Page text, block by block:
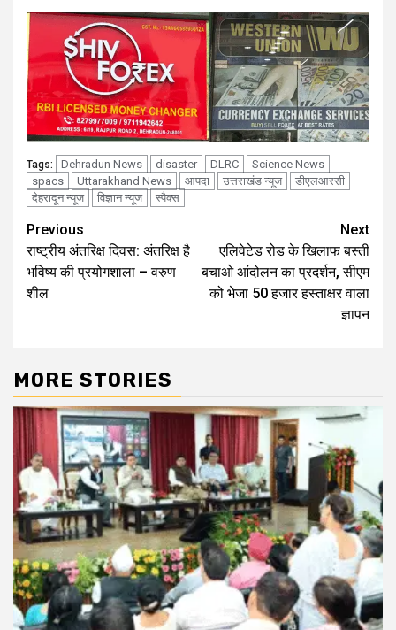
Tags: Dehradun News disaster DLRC
Science News
spacs
Uttarakhand News आपदा उत्तराखंड न्यूज
डीएलआरसी
देहरादून न्यूज
विज्ञान न्यूज स्पैक्स
Continue
Reading
Previous
राष्ट्रीय अंतरिक्ष दिवस: अंतरिक्ष है
भविष्य की प्रयोगशाला – वरुण
शील
Next
एलिवेटेड रोड के खिलाफ बस्ती
बचाओ आंदोलन का प्रदर्शन, सीएम
को भेजा 50 हजार हस्ताक्षर वाला
ज्ञापन
MORE STORIES